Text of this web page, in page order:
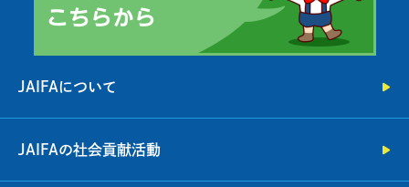
JAIFAについて
JAIFAの社会貢献活動